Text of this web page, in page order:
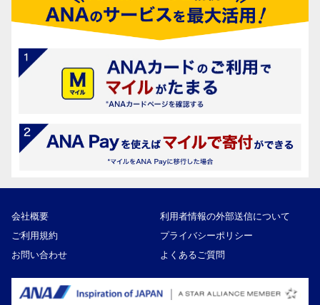
会社概要
利用者情報の外部送信について
ご利用規約
プライバシーポリシー
お問い合わせ
よくあるご質問